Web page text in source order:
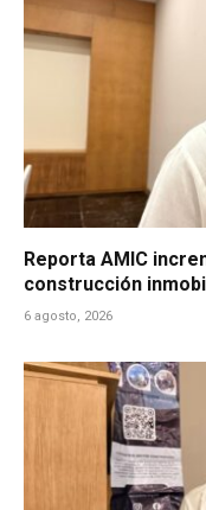
Reporta AMIC
construcción
6 agosto, 2026